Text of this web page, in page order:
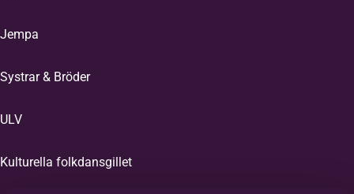
Jempa
Systrar & Bröder
ULV
Kulturella folkdansgillet